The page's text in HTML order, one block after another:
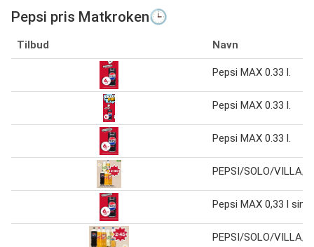
Pepsi pris Matkroken🕒
Tilbud Navn
Pepsi MAX 0.33 l.
Pepsi MAX 0.33 l.
Pepsi MAX 0.33 l.
PEPSI/SOLO/VILLA/
Pepsi MAX 0,33 l
PEPSI/SOLO/VILLA/